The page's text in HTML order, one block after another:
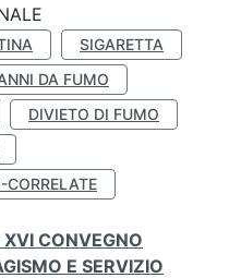
SIGARETTA
DA FUMO
DIVIETO DI FUMO
CORRELATE
CONVEGNO
E SERVIZIO